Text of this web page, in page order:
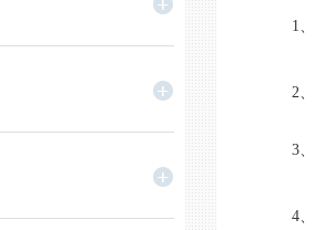
1、
2、
3、
4、长